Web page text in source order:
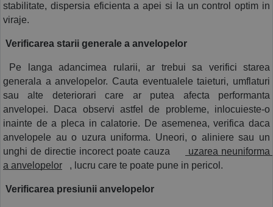
stabilitate, dispersia eficienta a apei si la un control optim in
viraje.
Verificarea starii generale a anvelopelor
Pe langa adancimea rularii, ar trebui sa verifici starea
generala a anvelopelor. Cauta eventualele taieturi, umflaturi
sau alte deteriorari care ar putea afecta performanta
anvelopei. Daca observi astfel de probleme, inlocuieste-o
inainte de a pleca in calatorie. De asemenea, verifica daca
anvelopele au o uzura uniforma. Uneori, o aliniere sau un
unghi de directie incorect poate cauza
uzarea neuniforma
a anvelopelor
, lucru care te poate pune in pericol.
Verificarea presiunii anvelopelor